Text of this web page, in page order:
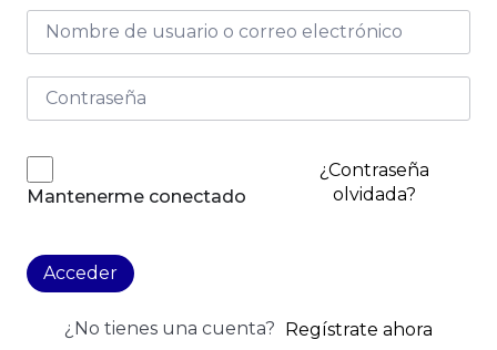
Mantenerme conectado
¿Contraseña
olvidada?
Acceder
¿No tienes una cuenta? Regístrate ahora